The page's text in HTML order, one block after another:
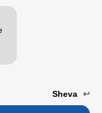
Sheva ↩